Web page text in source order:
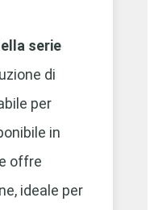
serie
di
per
in
offre
ideale per